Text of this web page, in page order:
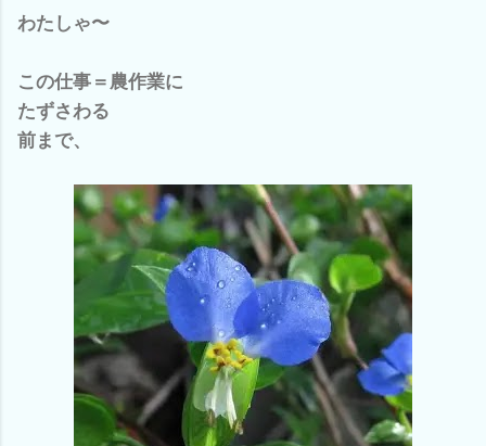
わたしゃ〜
この仕事＝農作業に
たずさわる
前まで、